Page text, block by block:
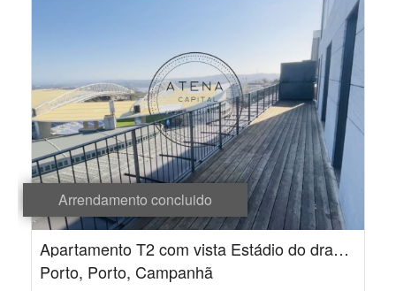
Arrendamento concluido
Apartamento T2 com vista Estádio do dragão e rio, arrendamento mobilado
Porto, Porto, Campanhã